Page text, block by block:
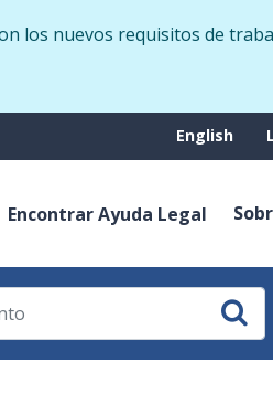
tolos nuevos requisitos de
English
Encontrar Ayuda Legal